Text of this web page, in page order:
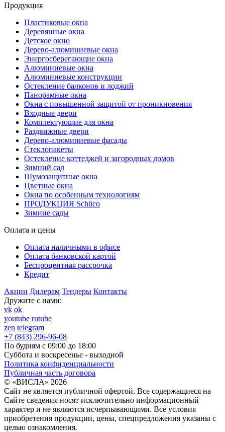
Продукция
Пластиковые окна
Деревянные окна
Детское окно
Дерево-алюминиевые окна
Энергосберегающие окна
Алюминиевые окна
Алюминиевые конструкции
Остекление балконов и лоджий
Панорамные окна
Окна с повышенной защитой от проникновения
Входные двери
Комплектующие для окна
Раздвижные двери
Дерево-алюминиевые фасады
Стеклопакеты
Остекление коттеджей и загородных домов
Зимний сад
Шумозащитные окна
Цветные окна
Окна по особенным технологиям
ПРОДУКЦИЯ Schüco
Зимние сады
Оплата и цены
Оплата наличными в офисе
Оплата банковской картой
Беспроцентная рассрочка
Кредит
Акции Дилерам Тендеры Контакты
Дружите с нами:
vk ok
youtube rutube
zen telegram
+7 (843) 296-96-08
По будням с 09:00 до 18:00
Суббота и воскресенье - выходной
Политика конфиденциальности
Публичная часть договора
© «ВИСЛА» 2026
Сайт не является публичной офертой. Все содержащиеся на
Сайте сведения носят исключительно информационный
характер и не являются исчерпывающими. Все условия
приобретения продукции, цены, спецпредложения указаны с
целью ознакомления.